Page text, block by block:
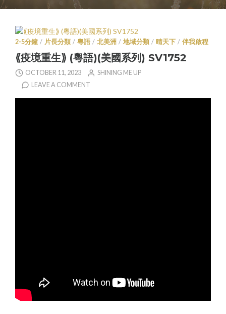
2-5分鐘 / 片長分類 / 粵語 / 北美洲 / 地域分類 / 晴天下 / 伴我啟程
⟪疫境重生⟫ (粵語)(美國系列) SV1752
OCTOBER 11, 2023
SHINING ME UP
LEAVE A COMMENT